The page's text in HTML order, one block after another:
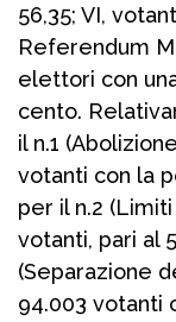
56,35; VI,
Referendum
elettori con
cento.
il n.1
votanti con la
per il n.2
votanti, pari al
(Separazione
94.003 votanti